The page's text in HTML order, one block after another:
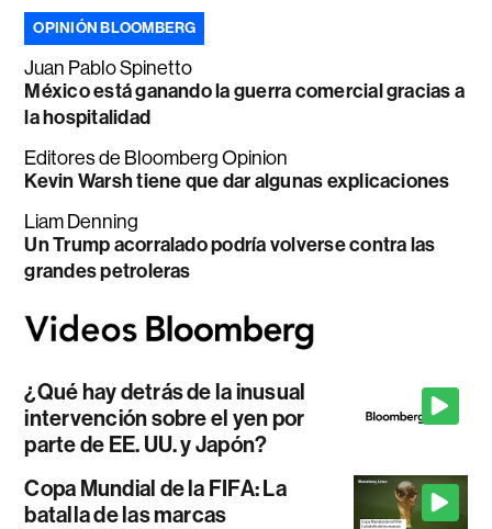
OPINIÓN BLOOMBERG
Juan Pablo Spinetto
México está ganando la guerra comercial gracias a
la hospitalidad
Editores de Bloomberg Opinion
Kevin Warsh tiene que dar algunas explicaciones
Liam Denning
Un Trump acorralado podría volverse contra las
grandes petroleras
¿Qué hay detrás de la inusual
intervención sobre el yen por
parte de EE. UU. y Japón?
Copa Mundial de la FIFA: La
batalla de las marcas